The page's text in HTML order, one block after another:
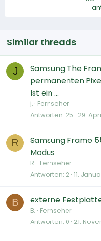
Similar threads
J
Samsung The
permanenten
Ist ein ...
j. Fernseher
Antworten 25 29.
R
Samsung Frame
Modus
R. Fernseher
Antworten 2 11.
B externe
B. Fernseher
Antworten 0 21.